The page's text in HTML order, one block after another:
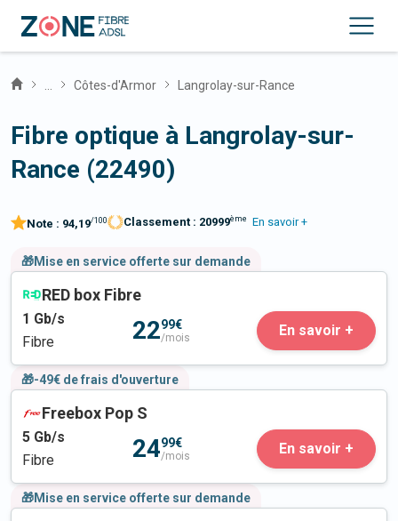
Côtes-d'Armor Langrolay-sur-Rance
Fibre optique à Langrolay-sur-
Rance (22490)
Note : 94,19/100 Classement : 20999ème En savoir +
🎁Mise en service offerte sur demande
RED box Fibre
1 Gb/s
Fibre
2299€
/mois En savoir +
🎁-49€ de frais d'ouverture
Freebox Pop S
5 Gb/s
Fibre
2499€
/mois En savoir +
🎁Mise en service offerte sur demande